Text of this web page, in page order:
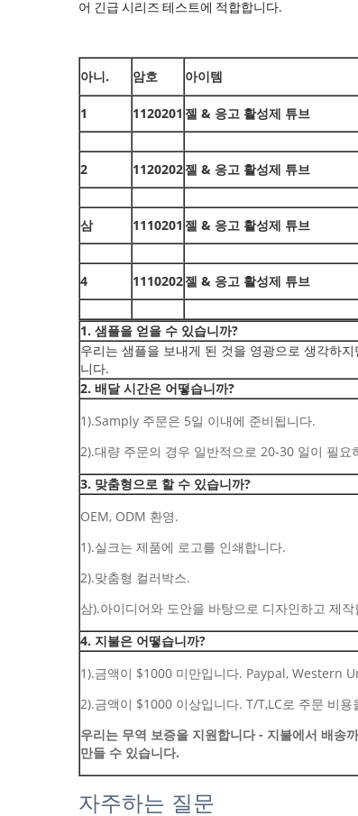
어 긴급 시리즈 테스트에 적합합니다.
아니. 암호 아이템
1 1120201 젤 & 응고 활성제 튜브
2
1120202젤 & 응고 활성제 튜브
삼
1110201 젤 & 응고 활성제 튜브
4
1110202젤 & 응고 활성제 튜브
1. 샘플을 얻을 수 있습니까?
우리는 샘플을 보내게 된 것을 영광으로 생각하
니다.
2. 배달 시간은 어떻습니까?
1).Samply 주문은 5일 이내에 준비됩니다.
2).대량 주문의 경우 일반적으로 20-30 일이 필요
3. 맞춤형으로 할 수 있습니까?
OEM, ODM 환영.
1).실크는 제품에 로고를 인쇄합니다.
2).맞춤형 컬러박스.
삼).아이디어와 도안을 바탕으로 디자인하고 제작
4. 지불은 어떻습니까?
1).금액이 $1000 미만입니다. Paypal, Western
2).금액이 $1000 이상입니다. T/T,LC로 주문 비
우리는 무역 보증을 지원합니다 - 지불에서 배송
만들 수 있습니다.
자주하는 질문